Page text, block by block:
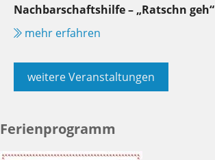
Nachbarschaftshilfe – „Ratschn geh“
mehr erfahren
weitere Veranstaltungen
Ferienprogramm